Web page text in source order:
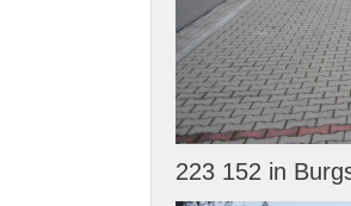
223 152 in